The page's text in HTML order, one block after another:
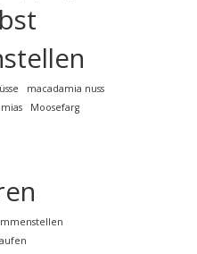
macadamia nuss
Moosefarg